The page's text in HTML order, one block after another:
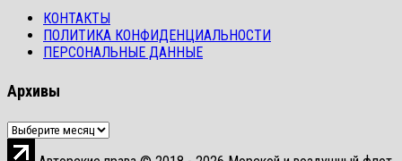
КОНТАКТЫ
ПОЛИТИКА КОНФИДЕНЦИАЛЬНОСТИ
ПЕРСОНАЛЬНЫЕ ДАННЫЕ
Архивы
Архивы